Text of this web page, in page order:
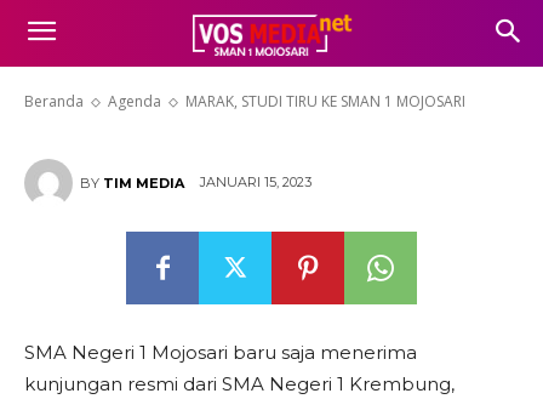
Beranda Agenda MARAK, STUDI TIRU KE SMAN 1 MOJOSARI
MARAK, STUDI TIRU KE SMAN 1
MOJOSARI
BY TIM MEDIA JANUARI 15, 2023
SMA Negeri 1 Mojosari baru saja menerima
kunjungan resmi dari SMA Negeri 1 Krembung,